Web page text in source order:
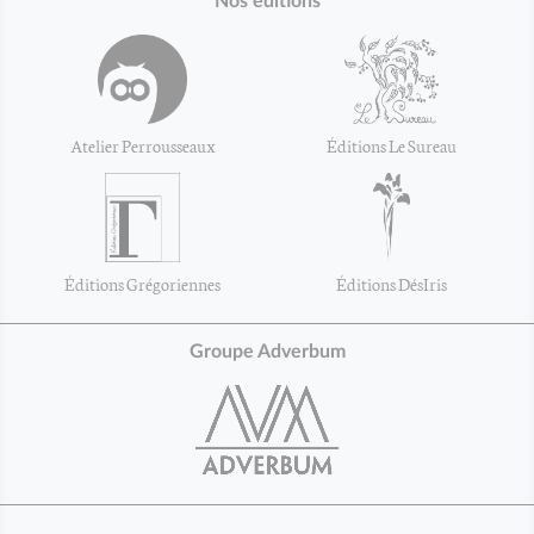
Atelier Perrousseaux Éditions Le Sureau
Éditions Grégoriennes Éditions DésIris
Groupe Adverbum